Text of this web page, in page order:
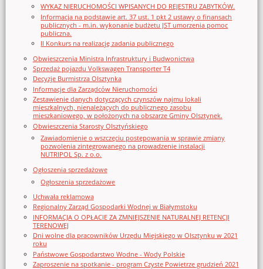
WYKAZ NIERUCHOMOŚCI WPISANYCH DO REJESTRU ZABYTKÓW.
Informacja na podstawie art. 37 ust. 1 pkt 2 ustawy o finansach
publicznych - m.in. wykonanie budżetu JST umorzenia pomoc
publiczna.
II Konkurs na realizację zadania publicznego
Obwieszczenia Ministra Infrastruktury i Budwonictwa
Sprzedaż pojazdu Volkswagen Transporter T4
Decyzje Burmistrza Olsztynka
Informacje dla Zarządców Nieruchomości
Zestawienie danych dotyczących czynszów najmu lokali
mieszkalnych, nienależących do publicznego zasobu
mieszkaniowego, w położonych na obszarze Gminy Olsztynek.
Obwieszczenia Starosty Olsztyńskiego
Zawiadomienie o wszczęciu postępowania w sprawie zmiany
pozwolenia zintegrowanego na prowadzenie instalacji
NUTRIPOL Sp. z o.o.
Ogłoszenia sprzedażowe
Ogłoszenia sprzedażowe
Uchwała reklamowa
Regionalny Zarząd Gospodarki Wodnej w Białymstoku
INFORMACJA O OPŁACIE ZA ZMNIEJSZENIE NATURALNEJ RETENCJI
TERENOWEJ
Dni wolne dla pracowników Urzędu Miejskiego w Olsztynku w 2021
roku
Państwowe Gospodarstwo Wodne - Wody Polskie
Zaproszenie na spotkanie - program Czyste Powietrze grudzień 2021